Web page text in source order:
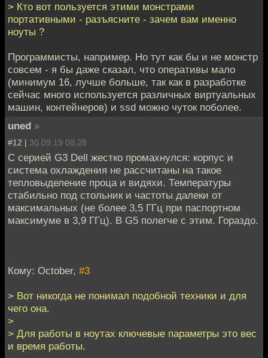
> Кто вот пользуется этими монстрами
портативными - разъясните - зачем вам именно
ноуты ?
Программисты, например. Но тут как бы и не монстр
совсем - я бы даже сказал, что оперативы мало
(минимум 16, лучше больше, так как в разработке
сейчас много используется различных виртуальных
машин, контейнеров) и ssd можно чуток поболее.
uned »
#12 | 30.09.19 08:28
С серией G3 Dell жестко промахнулся: корпус и
система охлаждения не рассчитаны на такое
тепловыделение проца и видяхи. Температуры
стабильно под стольник и частоты далеки от
максимальных (не более 3,5 ГГц при паспортном
максимуме в 3,9 ГГц). В G5 полегче с этим. Гораздо.
Кому: October, #3
> Вот никогда не понимал подобной техники и для
чего она.
>
> Для работы в ноутах ключевые параметры это вес
и время работы.